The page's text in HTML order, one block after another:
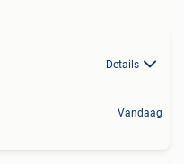
Details
Vandaag